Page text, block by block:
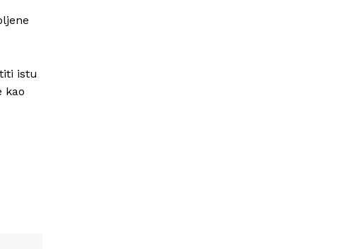
istu
kao